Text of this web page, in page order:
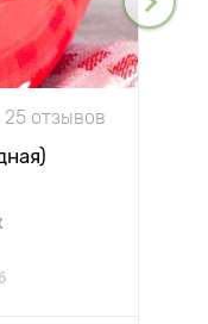
25 отзывов